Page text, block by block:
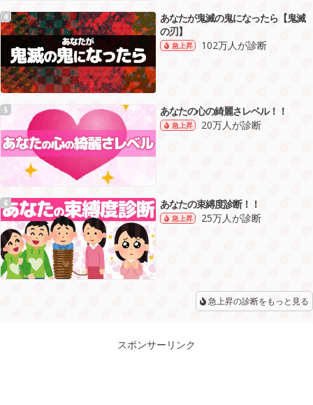
4
あなたが鬼滅の鬼になったら【鬼滅
の刃】
急上昇 102万人が診断
5 あなたの心の綺麗さレベル！！
急上昇 20万人が診断
6 あなたの束縛度診断！！
急上昇 25万人が診断
急上昇の診断をもっと見る
スポンサーリンク